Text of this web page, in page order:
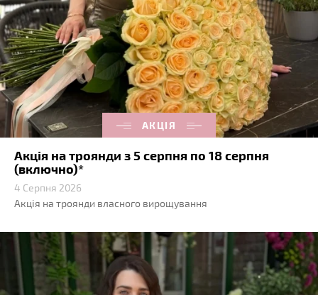
АКЦІЯ
Акція на троянди з 5 серпня по 18 серпня
(включно)*
4 Серпня 2026
Акція на троянди власного вирощування